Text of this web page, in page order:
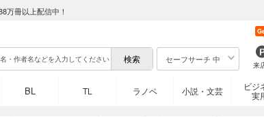
万冊以上配信中！
セーフサーチ 中
来
BL TL ラノベ 小説・文芸
ビジ
実